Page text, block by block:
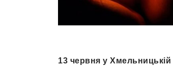
13 червня у